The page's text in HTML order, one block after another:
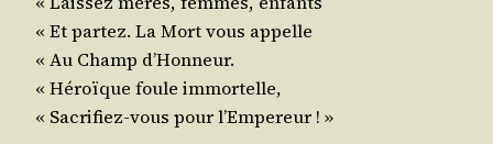
« Et par­tez. La Mort vous appelle
« Au Champ d’Honneur.
« Héroïque foule immortelle,
« Sacri­fiez-vous pour l’Empereur ! »